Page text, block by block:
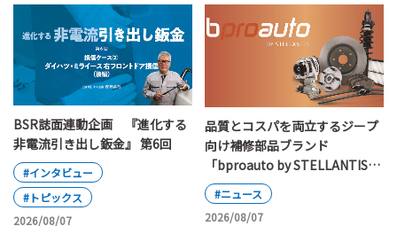
BSR誌面連動企画 『進化する
非電流引き出し鈑金』 第6回
#インタビュー
#トピックス
2026/08/07
品質とコスパを両立するジープ
向け補修部品ブランド
「bproauto by STELLANTIS」
が日本上陸
#ニュース
2026/08/07